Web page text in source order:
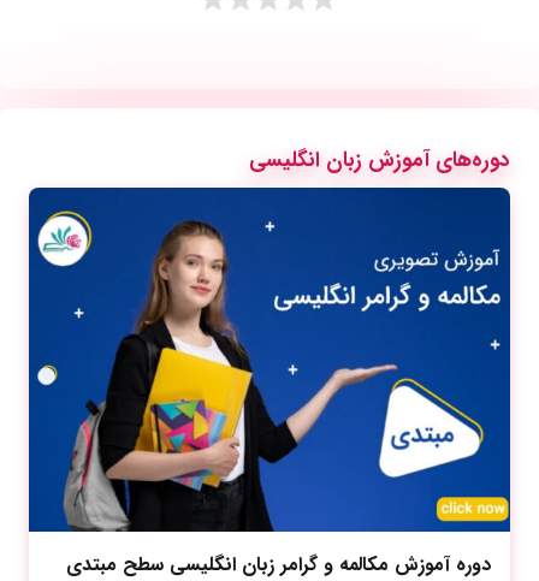
دوره‌های آموزش زبان انگلیسی
دوره آموزش مکالمه و گرامر زبان انگلیسی سطح مبتدی